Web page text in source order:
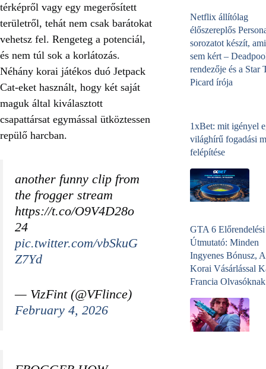
térképről vagy egy megerősített
területről, tehát nem csak barátokat
vehetsz fel. Rengeteg a potenciál,
és nem túl sok a korlátozás.
Néhány korai játékos duó Jetpack
Cat-eket használt, hogy két saját
maguk által kiválasztott
csapattársat egymással ütköztessen
repülő harcban.
another funny clip from
the frogger stream
https://t.co/O9V4D28o
24
pic.twitter.com/vbSkuG
Z7Yd
— VizFint (@VFlince)
February 4, 2026
Netflix állítólag
élőszereplős
sorozatot készít,
sem kért –
rendezője és a Star
Picard írója
1xBet: mit igényel
világhírű fogadási
felépítése
GTA 6 Előrendelési
Útmutató: Minden
Ingyenes Bónusz,
Korai Vásárlással
Francia Olvasóknak